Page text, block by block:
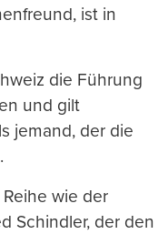
ist in
die Führung
und gilt
jemand, der die
wie der
Schindler, der den